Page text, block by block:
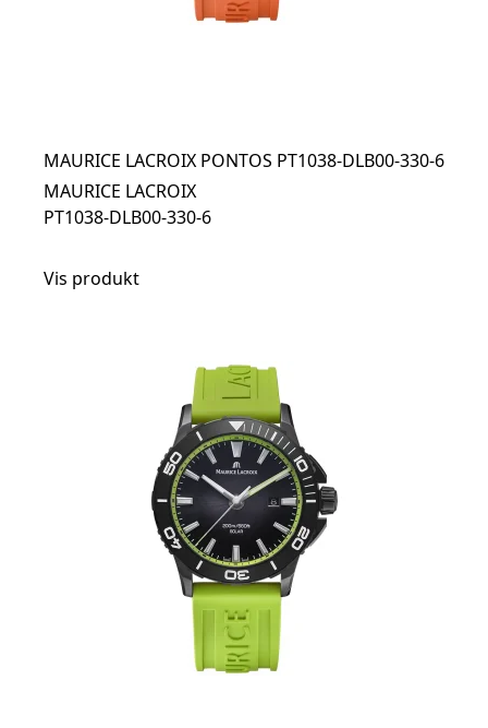
MAURICE LACROIX PONTOS PT1038-DLB00-330-6
MAURICE LACROIX
PT1038-DLB00-330-6
Vis produkt